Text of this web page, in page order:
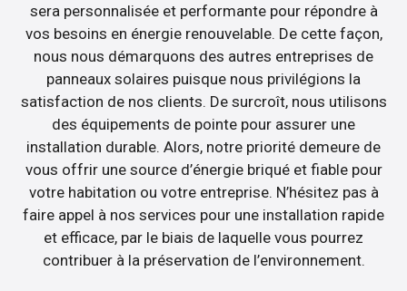
sera personnalisée et performante pour répondre à
vos besoins en énergie renouvelable. De cette façon,
nous nous démarquons des autres entreprises de
panneaux solaires puisque nous privilégions la
satisfaction de nos clients. De surcroît, nous utilisons
des équipements de pointe pour assurer une
installation durable. Alors, notre priorité demeure de
vous offrir une source d’énergie briqué et fiable pour
votre habitation ou votre entreprise. N’hésitez pas à
faire appel à nos services pour une installation rapide
et efficace, par le biais de laquelle vous pourrez
contribuer à la préservation de l’environnement.